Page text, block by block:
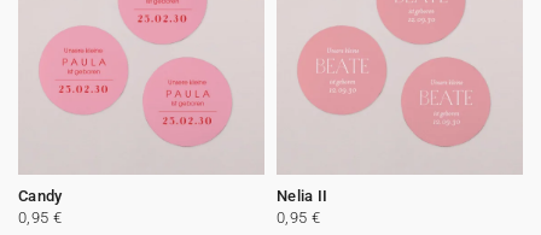
Candy
0,95 €
Nelia II
0,95 €